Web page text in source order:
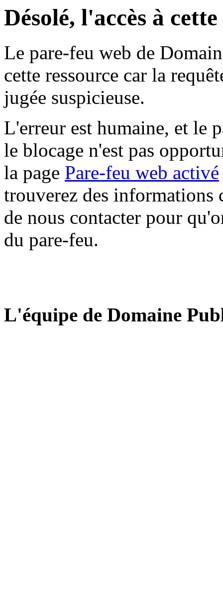
Désolé, l'accès à
Le pare-feu web de
cette ressource car la
jugée suspicieuse.
L'erreur est humaine, et le
le blocage n'est pas
la page Pare-feu web activé
trouverez des informations
de nous contacter pour
du pare-feu.
L'équipe de Domaine